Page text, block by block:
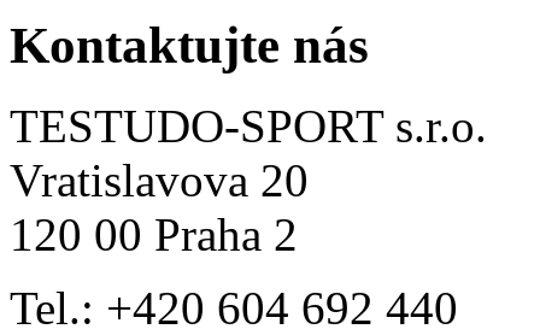
Kontaktujte nás
TESTUDO-SPORT s.r.o.
Vratislavova 20
120 00 Praha 2
Tel.: +420 604 692 440